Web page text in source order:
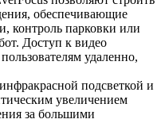
обеспечивающие
контроль парковки или
Доступ к видео
удаленно,
подсветкой и
увеличением
за большими